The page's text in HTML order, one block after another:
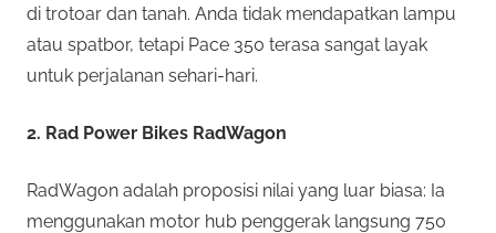
di trotoar dan tanah. Anda tidak mendapatkan lampu
atau spatbor, tetapi Pace 350 terasa sangat layak
untuk perjalanan sehari-hari.
2. Rad Power Bikes RadWagon
RadWagon adalah proposisi nilai yang luar biasa: Ia
menggunakan motor hub penggerak langsung 750